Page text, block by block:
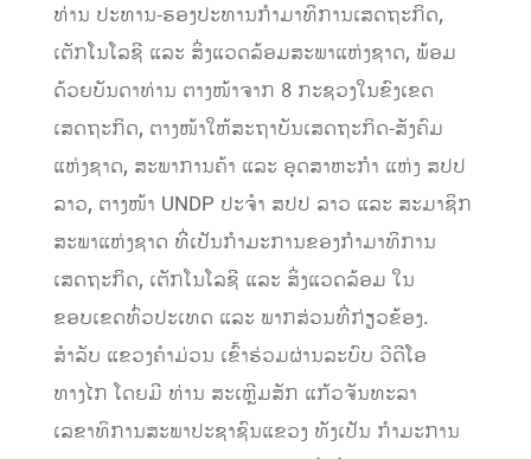
ທ່ານ ປະທານ-ຮອງປະທານກຳມາທິການເສດຖະກິດ,
ເຕັກໂນໂລຊີ ແລະ ສິ່ງແວດລ້ອມສະພາແຫ່ງຊາດ, ພ້ອມ
ດ້ວຍບັນດາທ່ານ ຕາງໜ້າຈາກ 8 ກະຊວງໃນຂົງເຂດ
ເສດຖະກິດ, ຕາງໜ້າໃຫ້ສະຖາບັນເສດຖະກິດ-ສັງຄົມ
ແຫ່ງຊາດ, ສະພາການຄ້າ ແລະ ອຸດສາຫະກຳ ແຫ່ງ ສປປ
ລາວ, ຕາງໜ້າ UNDP ປະຈໍາ ສປປ ລາວ ແລະ ສະມາຊິກ
ສະພາແຫ່ງຊາດ ທີ່ເປັນກຳມະການຂອງກຳມາທິການ
ເສດຖະກິດ, ເຕັກໂນໂລຊີ ແລະ ສິ່ງແວດລ້ອມ ໃນ
ຂອບເຂດທົ່ວປະເທດ ແລະ ພາກສ່ວນທີ່ກ່ຽວຂ້ອງ.
ສຳລັບ ແຂວງຄໍາມ່ວນ ເຂົ້າຮ່ວມຜ່ານລະບົບ ວີດີໂອ
ທາງໄກ ໂດຍມີ ທ່ານ ສະເຫຼີມສັກ ແກ້ວຈັນທະລາ
ເລຂາທິການສະພາປະຊາຊົນແຂວງ ທັງເປັນ ກຳມະການ